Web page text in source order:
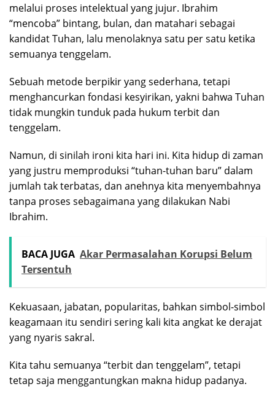
melalui proses intelektual yang jujur. Ibrahim
“mencoba” bintang, bulan, dan matahari sebagai
kandidat Tuhan, lalu menolaknya satu per satu ketika
semuanya tenggelam.
Sebuah metode berpikir yang sederhana, tetapi
menghancurkan fondasi kesyirikan, yakni bahwa Tuhan
tidak mungkin tunduk pada hukum terbit dan
tenggelam.
Namun, di sinilah ironi kita hari ini. Kita hidup di zaman
yang justru memproduksi “tuhan-tuhan baru” dalam
jumlah tak terbatas, dan anehnya kita menyembahnya
tanpa proses sebagaimana yang dilakukan Nabi
Ibrahim.
BACA JUGA Akar Permasalahan Korupsi Belum
Tersentuh
Kekuasaan, jabatan, popularitas, bahkan simbol-simbol
keagamaan itu sendiri sering kali kita angkat ke derajat
yang nyaris sakral.
Kita tahu semuanya “terbit dan tenggelam”, tetapi
tetap saja menggantungkan makna hidup padanya.